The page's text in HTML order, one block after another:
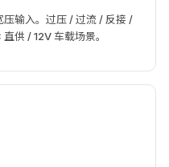
压输入。过压 / 过流 / 反接 /
供 / 12V 车载场景。